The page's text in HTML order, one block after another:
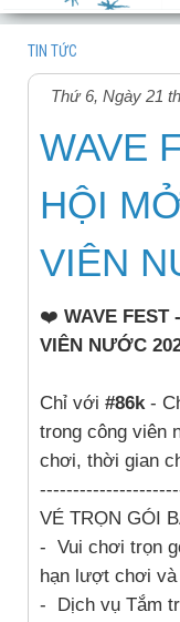
TIN TỨC
Thứ 6, Ngày 21
WAVE
HỘI
VIÊN
❤️ WAVE FEST
VIÊN NƯỚC
Chỉ với #86k-
trong công viên
chơi, thời gian
VÉ TRỌN GÓI
- Vui chơi trọn
hạn lượt chơi
- Dịch vụ Tắm